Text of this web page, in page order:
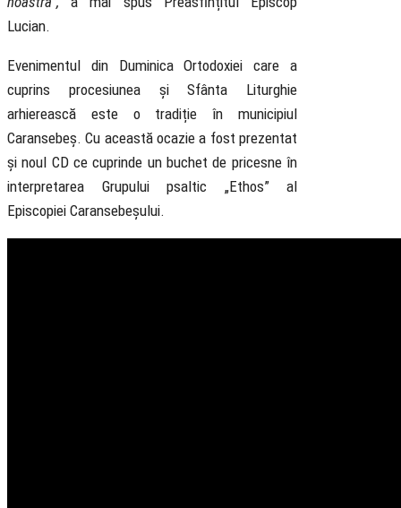
Lucian.
Evenimentul din Duminica Ortodoxiei care a
cuprins procesiunea și Sfânta Liturghie
arhierească este o tradiție în municipiul
Caransebeș. Cu această ocazie a fost prezentat
și noul CD ce cuprinde un buchet de pricesne în
interpretarea Grupului psaltic „Ethos” al
Episcopiei Caransebeșului.